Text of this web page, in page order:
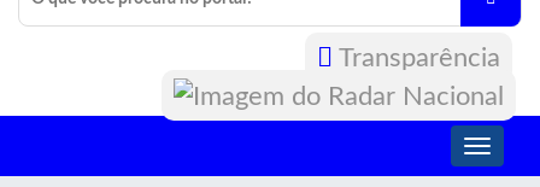
Transparência
Toggle